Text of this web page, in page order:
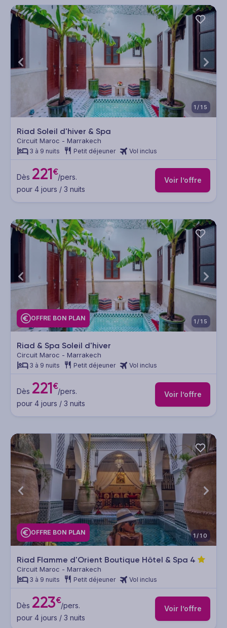
1/15
Riad Soleil d'hiver & Spa
Circuit Maroc - Marrakech
3 à 9 nuits Petit déjeuner Vol inclus
Dès 221€/pers.
pour 4 jours / 3 nuits
Voir l’offre
OFFRE BON PLAN 1/15
Riad & Spa Soleil d'hiver
Circuit Maroc - Marrakech
3 à 9 nuits Petit déjeuner Vol inclus
Dès 221€/pers.
pour 4 jours / 3 nuits
Voir l’offre
OFFRE BON PLAN 1/10
Riad Flamme d'Orient Boutique Hôtel & Spa 4
Circuit Maroc - Marrakech
3 à 9 nuits Petit déjeuner Vol inclus
Dès 223€/pers.
pour 4 jours / 3 nuits
Voir l’offre